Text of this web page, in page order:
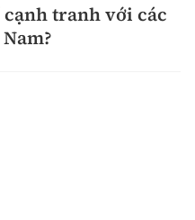
cạnh tranh với các